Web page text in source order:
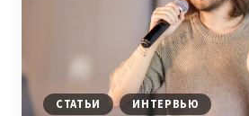
РЕЗУЛЬТАТ
ВЫБОРА
И
УСИЛИЙ»,
СТАТЬИ ИНТЕРВЬЮ